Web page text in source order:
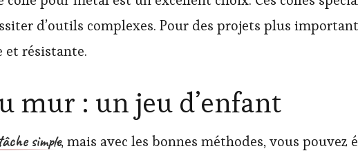
d’outils complexes. Pour des projets plus
résistante.
mur : un jeu d’enfant
simple, mais avec les bonnes méthodes, vous